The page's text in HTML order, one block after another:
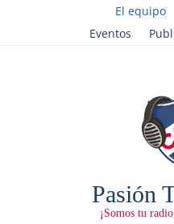
El equipo
Eventos